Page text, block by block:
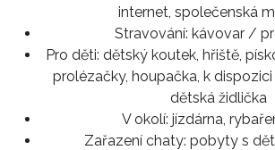
internet, společenská
Stravování: kávovar /
Pro děti: dětský koutek, hřiště,
prolézačky, houpačka, k
dětská židlička
V okolí: jízdárna,
Zařazení chaty: pobyty s